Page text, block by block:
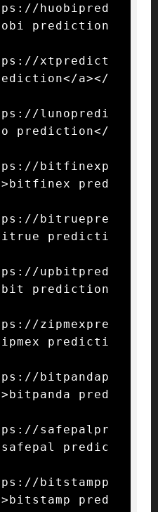
huobipred
prediction
xtpredict
a></
lunopredi
prediction</
bitfinexp
pred
bitruepre
predicti
upbitpred
prediction
zipmexpre
predicti
bitpandap
pred
safepalpr
predic
bitstampp
pred